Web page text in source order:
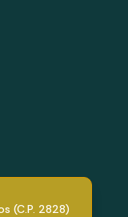
(C.P. 2828)